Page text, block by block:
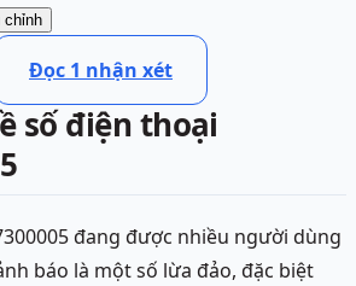
chỉnh
Đọc 1 nhận xét
số điện thoại
đang được nhiều người dùng
báo là một số lừa đảo, đặc biệt